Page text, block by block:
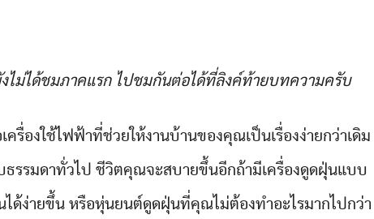
ไม่ได้ชมภาคแรก ไปชมกันต่อได้ที่ลิงค์ท้ายบทความครับ
ครื่องใช้ไฟฟ้าที่ช่วยให้งานบ้านของคุณเป็นเรื่องง่ายกว่าเดิม
ธรรมดาทั่วไป ชีวิตคุณจะสบายขึ้นอีกถ้ามีเครื่องดูดฝุ่นแบบ
ด้ง่ายขึ้น หรือหุ่นยนต์ดูดฝุ่นที่คุณไม่ต้องทำอะไรมากไปกว่า